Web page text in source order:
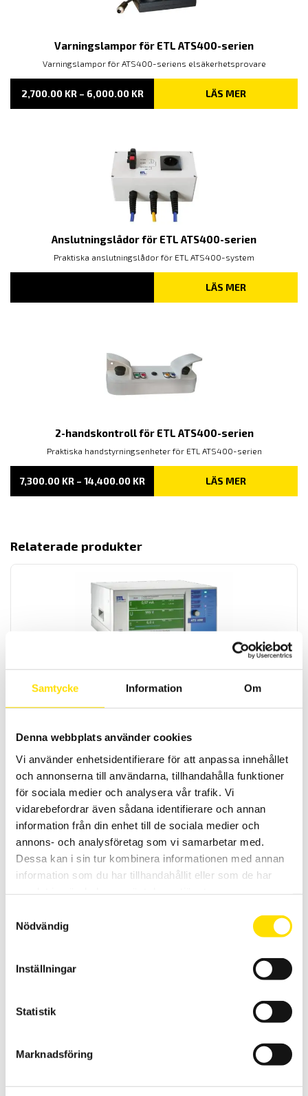
Samtycke Information Om
Denna webbplats använder cookies
Vi använder enhetsidentifierare för att anpassa innehållet
och annonserna till användarna, tillhandahålla funktioner
för sociala medier och analysera vår trafik. Vi
vidarebefordrar även sådana identifierare och annan
information från din enhet till de sociala medier och
annons- och analysföretag som vi samarbetar med.
Dessa kan i sin tur kombinera informationen med annan
information som du har tillhandahållit eller som de har
Nödvändig
Inställningar
Statistik
Marknadsföring
Varningslampor för ETL ATS400-serien
Varningslampor för ATS400-seriens elsäkerhetsprovare
2,700.00 KR – 6,000.00 KRPRISINTERVALL:
TILL
LÄS MER
Anslutningslådor för ETL ATS400-serien
Praktiska anslutningslådor för ETL ATS400-system
LÄS MER
2-handskontroll för ETL ATS400-serien
Praktiska handstyrningsenheter för ETL ATS400-serien
7,300.00 KR – 14,400.00 KRPRISINTERVALL:
TILL
LÄS MER
Relaterade produkter
Elsäkerhetsprovare ATS400 LG-ACX
Elsäkerhetsprovare automatiskt testsystem ATS400 Variant LG-ACX
Elsäkerhetsprovare ATS400 LG-L
Mecmesin Wedge grip 500N
eller dragprovare upp till 500N